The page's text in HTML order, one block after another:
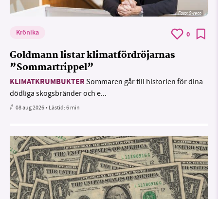
Foto: Sweco
Krönika 0
Goldmann listar klimatfördröjarnas
”Sommartrippel”
KLIMATKRUMBUKTERSommaren går till historien för dina
dödliga skogsbränder och e...
08 aug 2026• Lästid:6 min